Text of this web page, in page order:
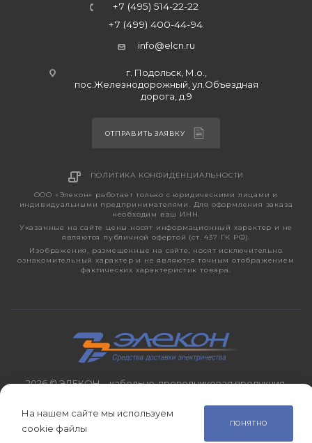
+7 (495) 514-22-22
+7 (499) 400-44-94
info@elcn.ru
г. Подольск, М.о.,
пос.Железнодорожный, ул.Объездная
дорога, д.9
ОТПРАВИТЬ ЗАЯВКУ
ПОЛИТИКА КОНФИДЕНЦИАЛЬНОСТИ
ООО «Элекон» работает только с юридическими лицами и
индивидуальными предпринимателями. Для оформления заказа
необходим ваш ИНН.
Указанные на сайте цены носят информационный характер и не
являются публичной офертой (ст. 437 ГК РФ).
Изображения, размещенные на сайте, носят исключительно
ознакомительный характер и не являются точным отображением
фактических характеристик товара.
2026 © ЭЛЕКОН – кабельно-проводниковая продукция,
На нашем сайте мы используем
cookie файлы
ПОНЯТНО